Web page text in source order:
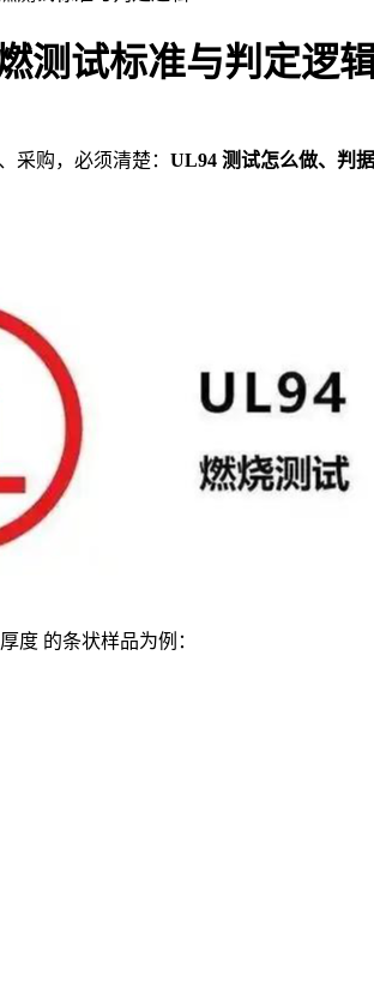
测试标准与判定逻
采购，必须清楚： UL94 测试怎么做、判
度 的条状样品为例：